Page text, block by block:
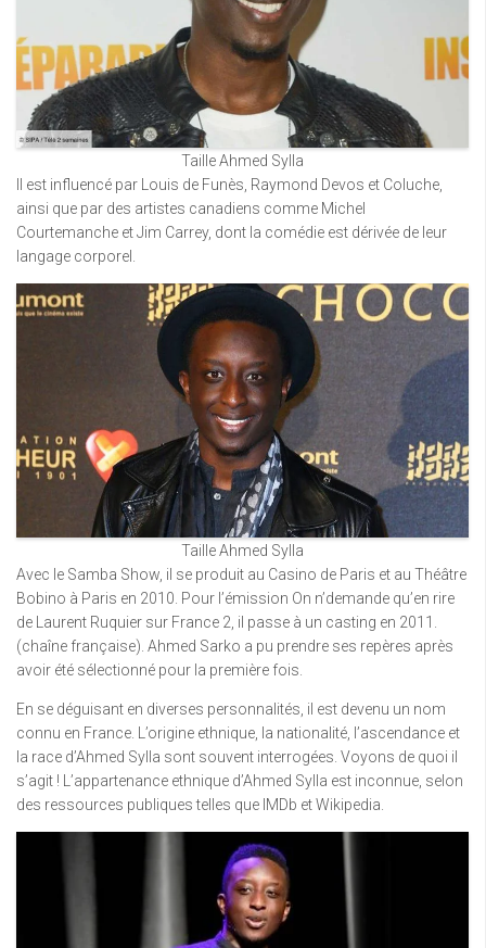
Taille Ahmed Sylla
Il est influencé par Louis de Funès, Raymond Devos et Coluche,
ainsi que par des artistes canadiens comme Michel
Courtemanche et Jim Carrey, dont la comédie est dérivée de leur
langage corporel.
Taille Ahmed Sylla
Avec le Samba Show, il se produit au Casino de Paris et au Théâtre
Bobino à Paris en 2010. Pour l’émission On n’demande qu’en rire
de Laurent Ruquier sur France 2, il passe à un casting en 2011.
(chaîne française). Ahmed Sarko a pu prendre ses repères après
avoir été sélectionné pour la première fois.
En se déguisant en diverses personnalités, il est devenu un nom
connu en France. L’origine ethnique, la nationalité, l’ascendance et
la race d’Ahmed Sylla sont souvent interrogées. Voyons de quoi il
s’agit ! L’appartenance ethnique d’Ahmed Sylla est inconnue, selon
des ressources publiques telles que IMDb et Wikipedia.